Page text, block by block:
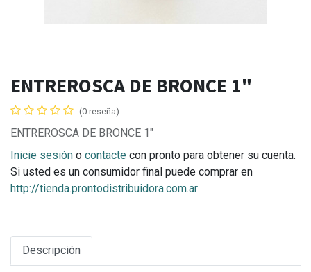
ENTREROSCA DE BRONCE 1"
(0 reseña)
ENTREROSCA DE BRONCE 1"
Inicie sesión o contacte con pronto para obtener su cuenta.
Si usted es un consumidor final puede comprar en
http://tienda.prontodistribuidora.com.ar
Descripción